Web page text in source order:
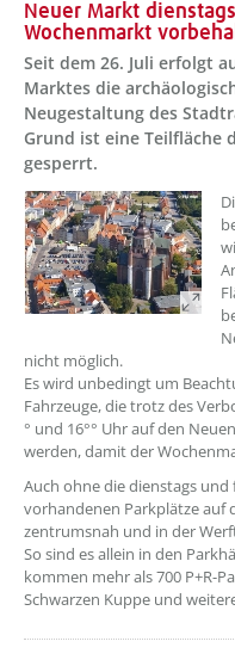
Neuer Markt
Wochenmarkt
Seit dem 26. Juli erfolgt
Marktes die
Neugestaltung des
Grund ist eine Teilfläche
gesperrt.
nicht möglich.
Es wird unbedingt um
Fahrzeuge, die trotz des
° und 16°° Uhr auf den
werden, damit der
Auch ohne die dienstags
vorhandenen Parkplätze auf
zentrumsnah und in der
So sind es allein in den
kommen mehr als 700 P+R-
Schwarzen Kuppe und